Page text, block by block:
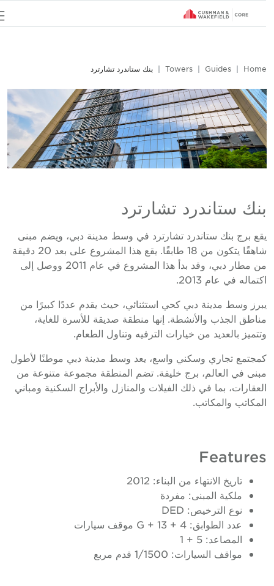
Home
Guides
Towers بنك ستاندرد تشارترد
بنك ستاندرد تشارترد
يقع برج بنك ستاندرد تشارترد في وسط مدينة دبي، ويضم مبنى
شاهقًا يتكون من 18 طابقًا. يقع هذا المشروع على بعد 20 دقيقة
من مطار دبي، وقد بدأ هذا المشروع في عام 2011 ووصل إلى
اكتماله في عام 2013.
يبرز وسط مدينة دبي كحي استثنائي، حيث يقدم عددًا كبيرًا من
مناطق الجذب والأنشطة. إنها منطقة صديقة للأسرة للغاية،
وتتميز بالعديد من خيارات الترفيه وتناول الطعام.
كمجتمع تجاري وسكني واسع، يعد وسط مدينة دبي موطنًا لأطول
مبنى في العالم، برج خليفة. تضم المنطقة مجموعة متنوعة من
العقارات، بما في ذلك الفيلات والمنازل والأبراج السكنية ومباني
المكاتب والمكاتب.
Features
تاريخ الانتهاء من البناء: 2012
ملكية المبنى: مفردة
نوع الترخيص: DED
عدد الطوابق: G + 13 + 4 موقف سيارات
المصاعد: 5 + 1
مواقف السيارات: 1/1500 قدم مربع